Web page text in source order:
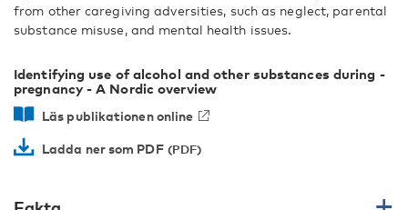
from other caregiving adversities, such as neglect, parental
substance misuse, and mental health issues.
Identifying use of alcohol and other substances during ­
pregnancy - A Nordic overview
Läs publikationen online
Ladda ner som PDF